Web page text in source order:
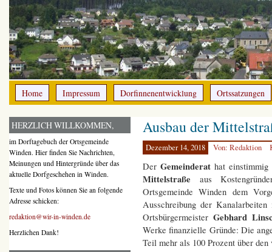
Home Impressum Dorfinnenentwicklung Ortssatzungen
Ausbau der
Dezember 14, 2018 Von: Redaktion
Der Gemeinderathat einstimmig
Mittelstraße aus
Ortsgemeinde Winden dem
Ausschreibung der
Ortsbürgermeister Gebhard
Werke finanzielle Gründe: Die
Teil mehr als 100 Prozent über
HERZLICH WILLKOMMEN,
im Dorftagebuch der Ortsgemeinde
Winden. Hier finden Sie Nachrichten,
Meinungen und Hintergründe über das
aktuelle Dorfgeschehen in Winden.
Texte und Fotos können Sie an folgende
Adresse schicken:
redaktion@wir-in-winden.de
Herzlichen Dank!